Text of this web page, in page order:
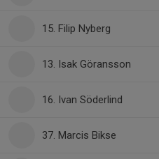
15. Filip Nyberg
13. Isak Göransson
16. Ivan Söderlind
37. Marcis Bikse